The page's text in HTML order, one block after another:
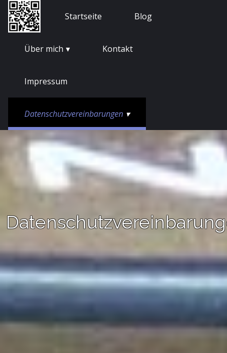
Skip
content
NasifantStartseite Blog
Über mich Kontakt
Impressum
Datenschutzvereinbarungen